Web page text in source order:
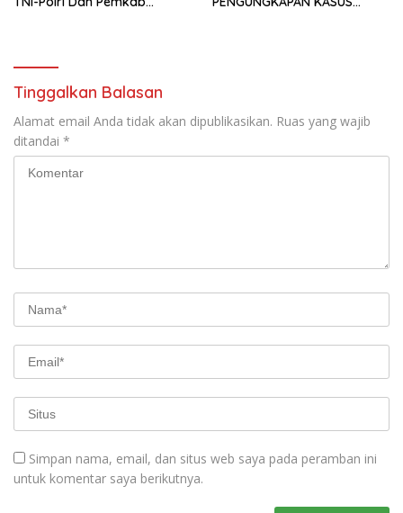
Tinggalkan Balasan
Alamat email Anda tidak akan dipublikasikan. Ruas yang wajib
ditandai *
Simpan nama, email, dan situs web saya pada peramban ini
untuk komentar saya berikutnya.